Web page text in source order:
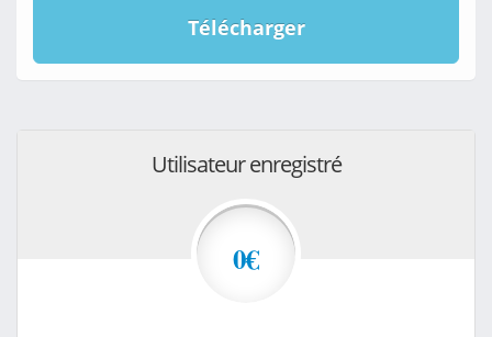
Télécharger
Utilisateur enregistré
0€